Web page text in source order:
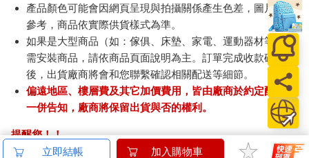
產品顏色可能會因網頁呈現與拍攝關係產生色差，圖片僅供
參考，商品依實際供貨樣式為準。
如果是大型商品（如：傢俱、床墊、家電、運動器材等）及
需安裝商品，請依商品頁面說明為主。訂單完成收款確認
後，出貨廠商將會和您聯繫確認相關配送等細節。
偏遠地區、樓層費及其它加價費用，皆由廠商於約定配送時
一併告知，廠商將保留出貨與否的權利。
提醒您！！
金石堂及銀行均不會請您操作ATM! 如接獲電話要求您前往
立即結帳 加入購物車